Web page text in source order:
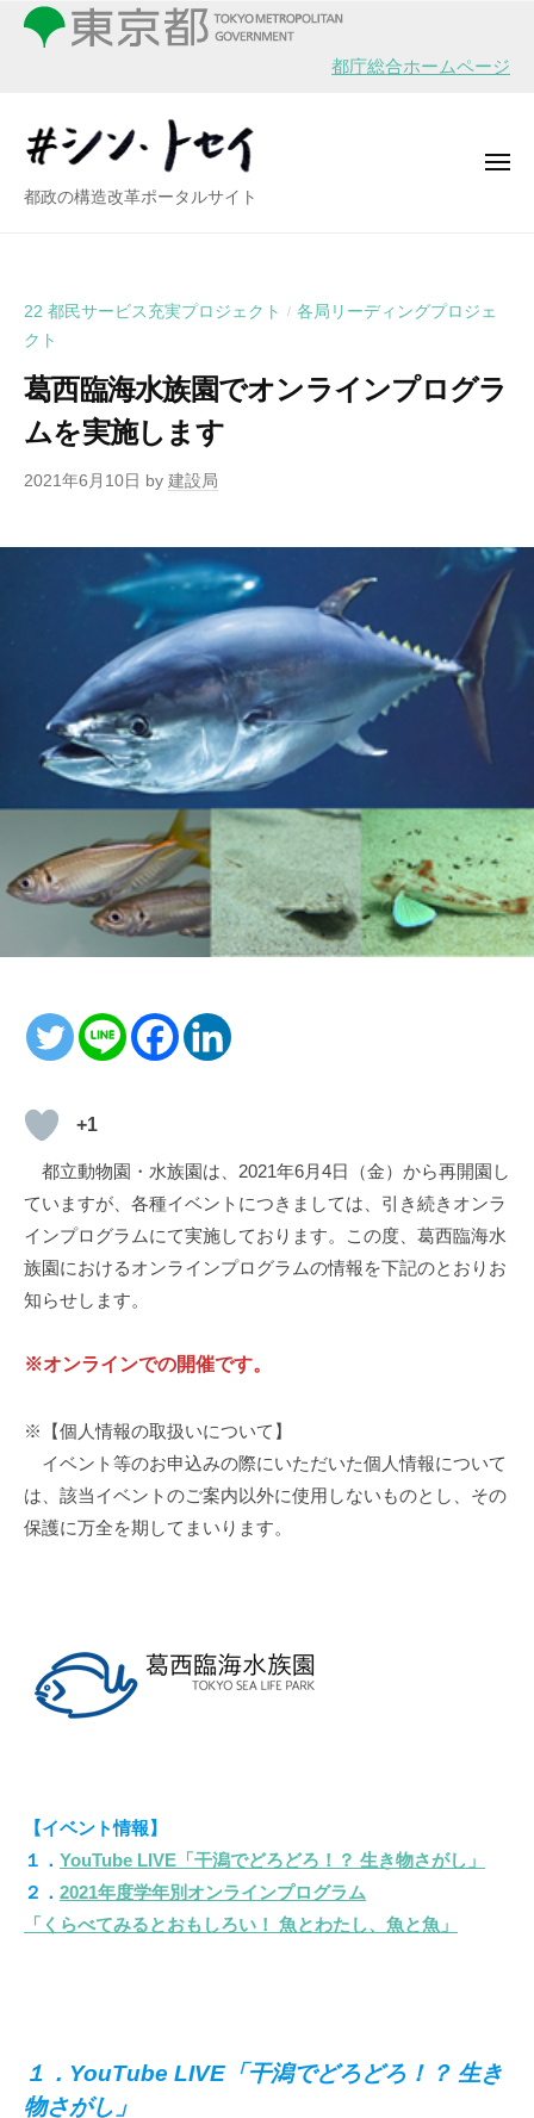
都庁総合ホームページ
シ
セ
都政の構造改革ポータルサイト
メ
22 都民サービス充実プロジェクト / 各局リーディングプロジェ
クト
葛西臨海水族園でオンラインプログラ
ムを実施します
2021年6月10日 by 建設局
+1
都立動物園・水族園は、2021年6月4日（金）から再開園し
ていますが、各種イベントにつきましては、引き続きオンラ
インプログラムにて実施しております。この度、葛西臨海水
族園におけるオンラインプログラムの情報を下記のとおりお
知らせします。
※オンラインでの開催です。
※【個人情報の取扱いについて】
イベント等のお申込みの際にいただいた個人情報について
は、該当イベントのご案内以外に使用しないものとし、その
保護に万全を期してまいります。
【イベント情報】
１． YouTube LIVE「干潟でどろどろ！？ 生き物さがし」
２． 2021年度学年別オンラインプログラム
「くらべてみるとおもしろい！ 魚とわたし、魚と魚」
１．YouTube LIVE「干潟でどろどろ！？ 生き
物さがし」
ン
イ